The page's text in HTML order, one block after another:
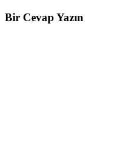
Bir Cevap Yazın